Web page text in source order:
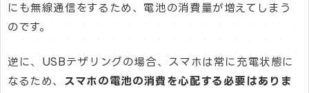
にも無線通信をするため、電池の消費量が増えてしまう
のです。
逆に、USBテザリングの場合、スマホは常に充電状態に
なるため、 スマホの電池の消費を心配する必要はありま